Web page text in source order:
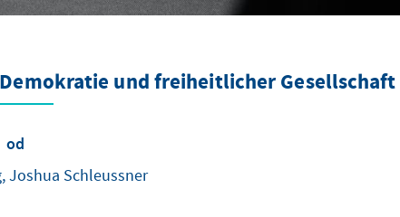
und freiheitlicher Gesellschaft
od
Joshua Schleussner